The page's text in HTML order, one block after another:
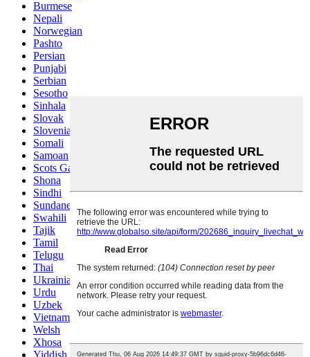
Burmese
Nepali
Norwegian
Pashto
Persian
Punjabi
Serbian
Sesotho
Sinhala
Slovak
Slovenian
Somali
Samoan
Scots Gaelic
Shona
Sindhi
Sundanese
Swahili
Tajik
Tamil
Telugu
Thai
Ukrainian
Urdu
Uzbek
Vietnamese
Welsh
Xhosa